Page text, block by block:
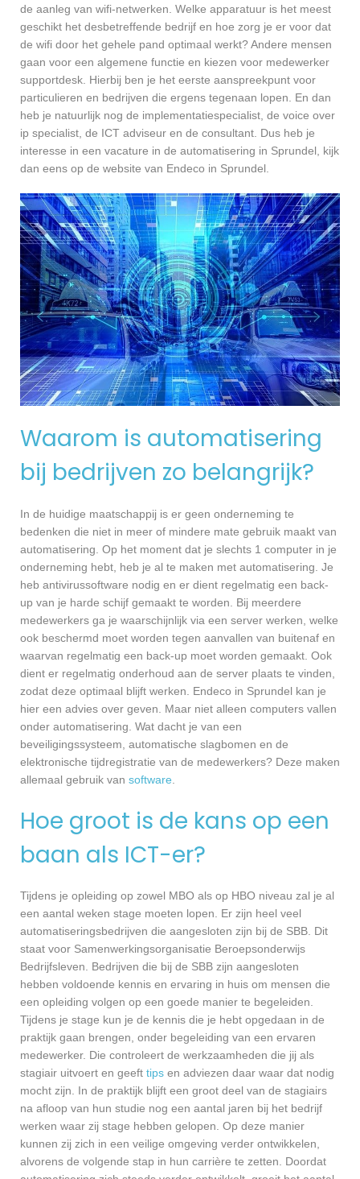
de aanleg van wifi-netwerken. Welke apparatuur is het meest
geschikt het desbetreffende bedrijf en hoe zorg je er voor dat
de wifi door het gehele pand optimaal werkt? Andere mensen
gaan voor een algemene functie en kiezen voor medewerker
supportdesk. Hierbij ben je het eerste aanspreekpunt voor
particulieren en bedrijven die ergens tegenaan lopen. En dan
heb je natuurlijk nog de implementatiespecialist, de voice over
ip specialist, de ICT adviseur en de consultant. Dus heb je
interesse in een vacature in de automatisering in Sprundel, kijk
dan eens op de website van Endeco in Sprundel.
Waarom is automatisering
bij bedrijven zo belangrijk?
In de huidige maatschappij is er geen onderneming te
bedenken die niet in meer of mindere mate gebruik maakt van
automatisering. Op het moment dat je slechts 1 computer in je
onderneming hebt, heb je al te maken met automatisering. Je
heb antivirussoftware nodig en er dient regelmatig een back-
up van je harde schijf gemaakt te worden. Bij meerdere
medewerkers ga je waarschijnlijk via een server werken, welke
ook beschermd moet worden tegen aanvallen van buitenaf en
waarvan regelmatig een back-up moet worden gemaakt. Ook
dient er regelmatig onderhoud aan de server plaats te vinden,
zodat deze optimaal blijft werken. Endeco in Sprundel kan je
hier een advies over geven. Maar niet alleen computers vallen
onder automatisering. Wat dacht je van een
beveiligingssysteem, automatische slagbomen en de
elektronische tijdregistratie van de medewerkers? Deze maken
allemaal gebruik van software
Hoe groot is de kans op een
baan als ICT-er?
Tijdens je opleiding op zowel MBO als op HBO niveau zal je al
een aantal weken stage moeten lopen. Er zijn heel veel
automatiseringsbedrijven die aangesloten zijn bij de SBB. Dit
staat voor Samenwerkingsorganisatie Beroepsonderwijs
Bedrijfsleven. Bedrijven die bij de SBB zijn aangesloten
hebben voldoende kennis en ervaring in huis om mensen die
een opleiding volgen op een goede manier te begeleiden.
Tijdens je stage kun je de kennis die je hebt opgedaan in de
praktijk gaan brengen, onder begeleiding van een ervaren
medewerker. Die controleert de werkzaamheden die jij als
stagiair uitvoert en geeft tips en adviezen daar waar dat nodig
mocht zijn. In de praktijk blijft een groot deel van de stagiairs
na afloop van hun studie nog een aantal jaren bij het bedrijf
werken waar zij stage hebben gelopen. Op deze manier
kunnen zij zich in een veilige omgeving verder ontwikkelen,
alvorens de volgende stap in hun carrière te zetten. Doordat